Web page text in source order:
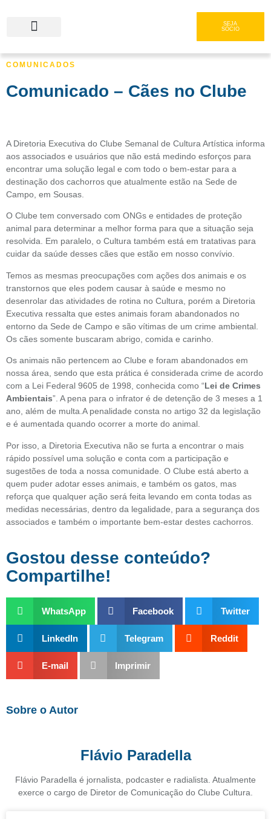
SEJA
SÓCIO
COMUNICADOS
Comunicado – Cães no Clube
A Diretoria Executiva do Clube Semanal de Cultura Artística informa
aos associados e usuários que não está medindo esforços para
encontrar uma solução legal e com todo o bem-estar para a
destinação dos cachorros que atualmente estão na Sede de
Campo, em Sousas.
O Clube tem conversado com ONGs e entidades de proteção
animal para determinar a melhor forma para que a situação seja
resolvida. Em paralelo, o Cultura também está em tratativas para
cuidar da saúde desses cães que estão em nosso convívio.
Temos as mesmas preocupações com ações dos animais e os
transtornos que eles podem causar à saúde e mesmo no
desenrolar das atividades de rotina no Cultura, porém a Diretoria
Executiva ressalta que estes animais foram abandonados no
entorno da Sede de Campo e são vítimas de um crime ambiental.
Os cães somente buscaram abrigo, comida e carinho.
Os animais não pertencem ao Clube e foram abandonados em
nossa área, sendo que esta prática é considerada crime de acordo
com a Lei Federal 9605 de 1998, conhecida como “Lei de Crimes
Ambientais”. A pena para o infrator é de detenção de 3 meses a 1
ano, além de multa.A penalidade consta no artigo 32 da legislação
e é aumentada quando ocorrer a morte do animal.
Por isso, a Diretoria Executiva não se furta a encontrar o mais
rápido possível uma solução e conta com a participação e
sugestões de toda a nossa comunidade. O Clube está aberto a
quem puder adotar esses animais, e também os gatos, mas
reforça que qualquer ação será feita levando em conta todas as
medidas necessárias, dentro da legalidade, para a segurança dos
associados e também o importante bem-estar destes cachorros.
Gostou desse conteúdo?
Compartilhe!
WhatsApp Facebook Twitter
LinkedIn Telegram Reddit
E-mail Imprimir
Sobre o Autor
Flávio Paradella
Flávio Paradella é jornalista, podcaster e radialista. Atualmente
exerce o cargo de Diretor de Comunicação do Clube Cultura.